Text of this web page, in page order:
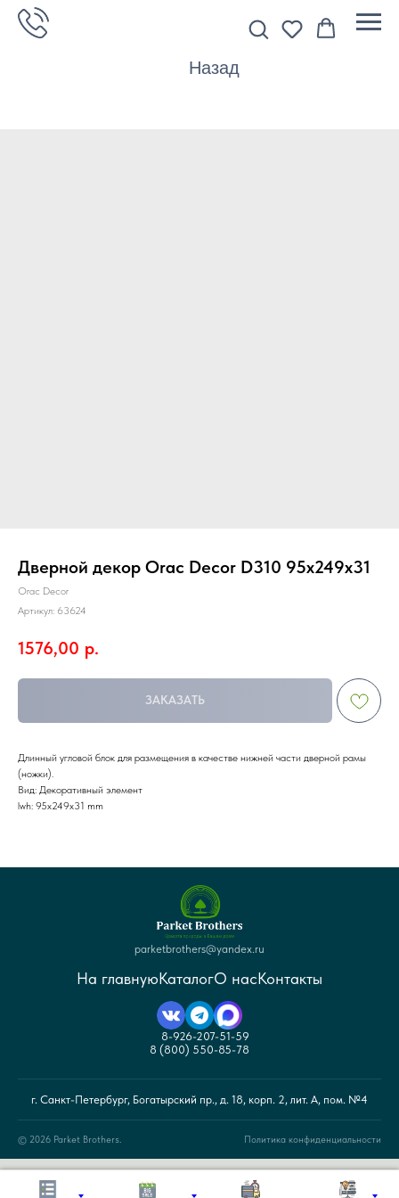
Назад
Дверной декор Orac Decor D310 95х249х31
Orac Decor
Артикул: 63624
1576,00 р.
ЗАКАЗАТЬ
Длинный угловой блок для размещения в качестве нижней части дверной рамы
(ножки).
Вид: Декоративный элемент
lwh: 95x249x31 mm
parketbrothers@yandex.ru
На главнуюКаталогО насКонтакты
8-926-207-51-59
8 (800) 550-85-78
г. Санкт-Петербург, Богатырский пр., д. 18, корп. 2, лит. А, пом. №4
© 2026 Parket Brothers. Политика конфиденциальности
© Санкт-Петербург 2026 г. Интернет-магазин напольных покрытий «Parket